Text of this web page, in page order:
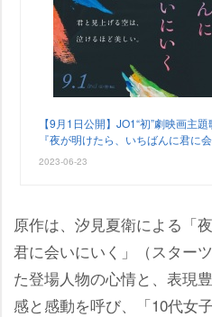
【9月1日公開】JO1“初”劇映画
『夜が明けたら、いちばんに君に
2023-06-23
原作は、汐見夏衛による「
君に会いにいく」（スター
た登場人物の心情と、表現
感と感動を呼び、「10代女